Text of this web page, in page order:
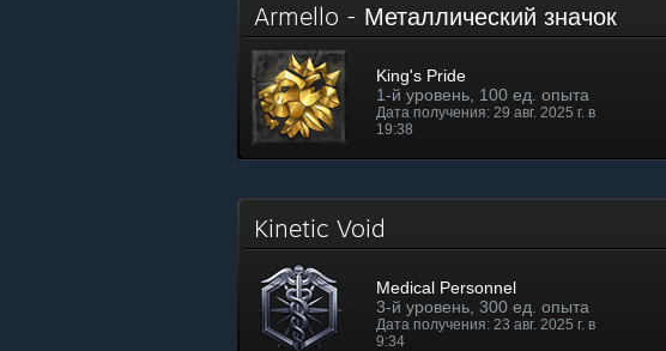
Armello - Металлический значок
King's Pride
1-й уровень, 100 ед. опыта
Дата получения: 29 авг. 2025 г. в
19:38
Kinetic Void
Medical Personnel
3-й уровень, 300 ед. опыта
Дата получения: 23 авг. 2025 г. в
9:34